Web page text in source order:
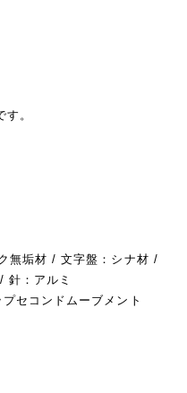
。
無垢材 / 文字盤：シナ材 /
針：アルミ
セコンドムーブメント